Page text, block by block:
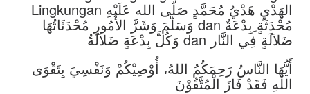
Lingkungan الهَدْيِ هَدْيُ مُحَمَّدٍ صَلَّى الله عَلَيْهِ
وَسَلَّمَ وَشَرَّ الأُمُورِ مُحْدَثَاتُهَا dan مُحْدَثَةٍ ِبِدْعَةٌ
وَكُلَّ بِدْعَةٍ ضَلاَلَةٌ dan ضَلاَلَةٍ فِي النَّار
أَيُّهَا النَّاسُ رَحِمَكُمُ اللهُ، أُوْصِيْكُمْ وَنَفْسِيَ بِتَقْوَى
اللهِ فَقَدْ فَازَ الْمُتَّقُوْنَ